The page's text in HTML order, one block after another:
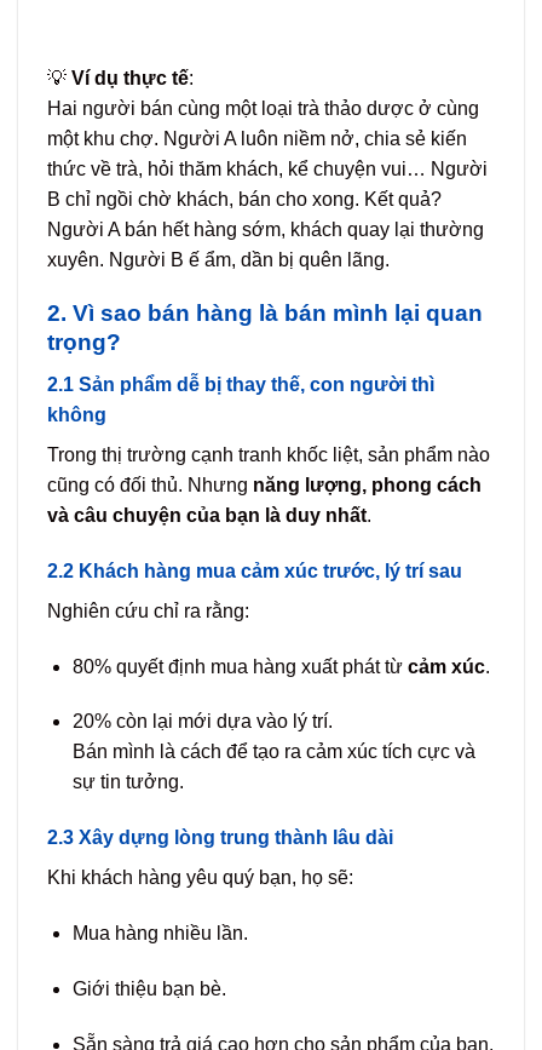
💡 Ví dụ thực tế:
Hai người bán cùng một loại trà thảo dược ở cùng
một khu chợ. Người A luôn niềm nở, chia sẻ kiến
thức về trà, hỏi thăm khách, kể chuyện vui… Người
B chỉ ngồi chờ khách, bán cho xong. Kết quả?
Người A bán hết hàng sớm, khách quay lại thường
xuyên. Người B ế ẩm, dần bị quên lãng.
2. Vì sao bán hàng là bán mình lại quan
trọng?
2.1 Sản phẩm dễ bị thay thế, con người thì
không
Trong thị trường cạnh tranh khốc liệt, sản phẩm nào
cũng có đối thủ. Nhưng năng lượng, phong cách
và câu chuyện của bạn là duy nhất.
2.2 Khách hàng mua cảm xúc trước, lý trí sau
Nghiên cứu chỉ ra rằng:
80% quyết định mua hàng xuất phát từ cảm xúc.
20% còn lại mới dựa vào lý trí.
Bán mình là cách để tạo ra cảm xúc tích cực và
sự tin tưởng.
2.3 Xây dựng lòng trung thành lâu dài
Khi khách hàng yêu quý bạn, họ sẽ:
Mua hàng nhiều lần.
Giới thiệu bạn bè.
Sẵn sàng trả giá cao hơn cho sản phẩm của bạn.